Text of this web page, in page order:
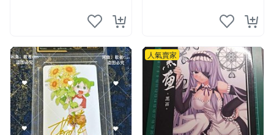
人氣賣家